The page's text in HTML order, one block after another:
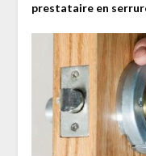
prestataire en